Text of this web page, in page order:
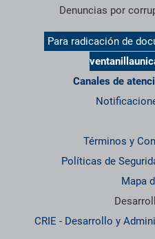
Denuncias por
Para radicación de
Canales de
Términos y
Políticas de
Mapa
CRIE - Desarrollo y